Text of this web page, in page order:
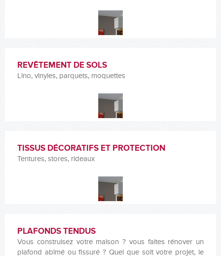
REVÊTEMENT DE SOLS
Lino, vinyles, parquets, moquettes
TISSUS DÉCORATIFS ET PROTECTION
Tentures, stores, rideaux
PLAFONDS TENDUS
Vous construisez votre maison ? vous faites rénover un
plafond abîmé ou fissuré ? Quel que soit votre projet, le